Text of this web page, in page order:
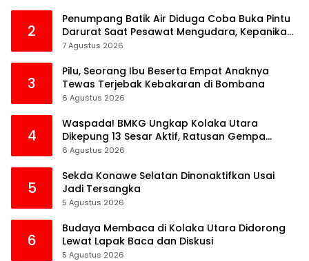
2
Penumpang Batik Air Diduga Coba Buka Pintu
Darurat Saat Pesawat Mengudara, Kepanikan
Pecah di Dalam Kabin
7 Agustus 2026
3
Pilu, Seorang Ibu Beserta Empat Anaknya
Tewas Terjebak Kebakaran di Bombana
6 Agustus 2026
4
Waspada! BMKG Ungkap Kolaka Utara
Dikepung 13 Sesar Aktif, Ratusan Gempa
Sudah Terekam
6 Agustus 2026
5
Sekda Konawe Selatan Dinonaktifkan Usai
Jadi Tersangka
5 Agustus 2026
6
Budaya Membaca di Kolaka Utara Didorong
Lewat Lapak Baca dan Diskusi
5 Agustus 2026